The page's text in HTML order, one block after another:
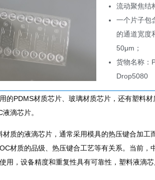
流动聚焦结
一个片子包
的通道宽度
50μm；
货物名称：
Drop5080
的PDMS材质芯片、玻璃材质芯片，还有塑料
滴芯片。
质的液滴芯片，通常采用模具的热压键合加
材质的品级、热压键合工艺等有关系。当前，
用，设备精度和重复性具有可靠性，塑料液滴